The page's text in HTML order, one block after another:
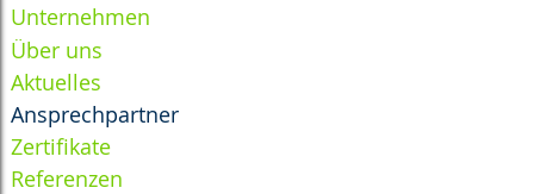
Unternehmen
Über uns
Aktuelles
Ansprechpartner
Zertifikate
Referenzen